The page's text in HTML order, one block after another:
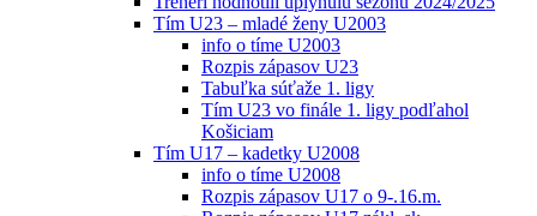
Tím U23 – mladé ženy U2003
info o tíme U2003
Rozpis zápasov U23
Tabuľka súťaže 1. ligy
Tím U23 vo finále 1. ligy podľahol
Košiciam
Tím U17 – kadetky U2008
info o tíme U2008
Rozpis zápasov U17 o 9-.16.m.